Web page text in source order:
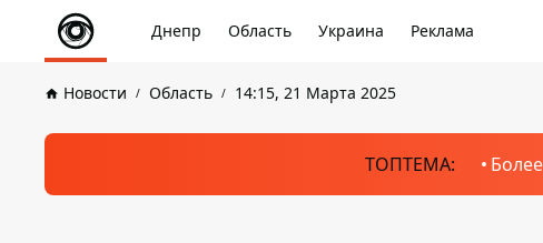
Днепр Область Украина Реклама
Новости Область 14:15, 21 Марта 2025
ТОПТЕМА: